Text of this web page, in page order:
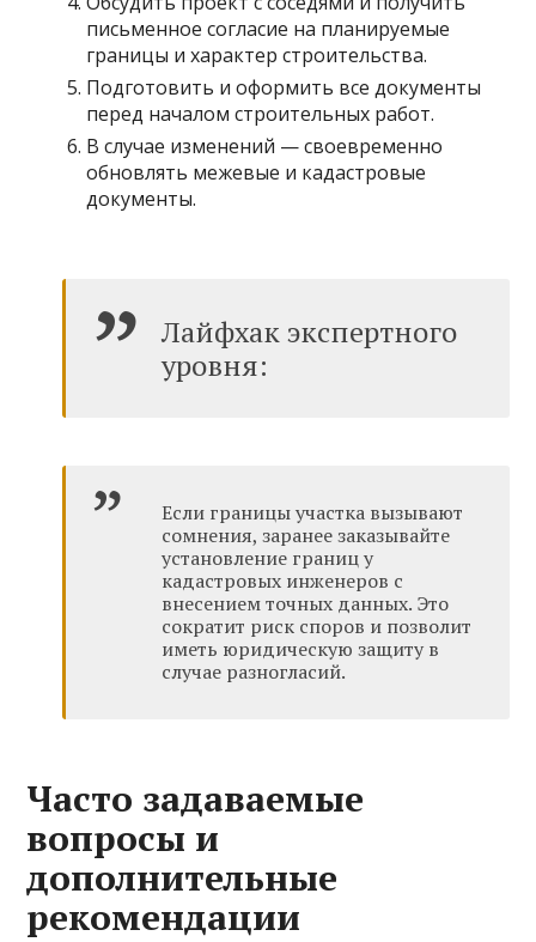
письменное согласие на планируемые
границы и характер строительства.
Подготовить и оформить все документы
перед началом строительных работ.
В случае изменений — своевременно
обновлять межевые и кадастровые
документы.
Лайфхак экспертного
уровня:
Если границы участка вызывают
сомнения, заранее заказывайте
установление границ у
кадастровых инженеров с
внесением точных данных. Это
сократит риск споров и позволит
иметь юридическую защиту в
случае разногласий.
Часто задаваемые
вопросы и
дополнительные
рекомендации